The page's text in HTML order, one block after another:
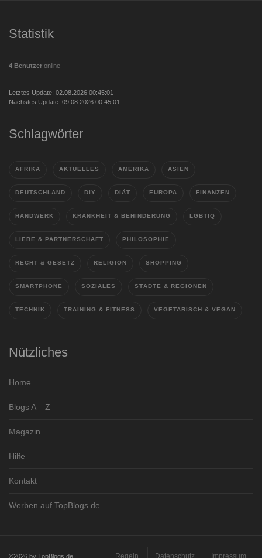
Statistik
4 Benutzer online
Letztes Update: 02.08.2026 00:45:01
Nächstes Update: 09.08.2026 00:45:01
Schlagwörter
AFRIKA AKTUELLES AMERIKA ASIEN
DEUTSCHLAND DIY DIÄT EUROPA FINANZEN
HANDWERK KRANKHEIT & BEHINDERUNG LGBTIQ
LIEBE & PARTNERSCHAFT PHILOSOPHIE
RECHT & GESETZ RELIGION SHOPPING
SMARTPHONE SOZIALES STÄDTE & REGIONEN
TECHNIK TRAINING & FITNESS VEGETARISCH & VEGAN
Nützliches
Home
Blogs A – Z
Magazin
Hilfe
Kontakt
Werben auf TopBlogs.de
©2026 by TopBlogs.de